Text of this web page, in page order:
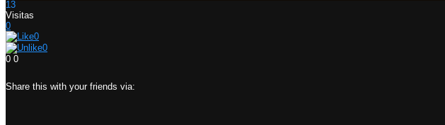
13
Visitas
0
0
0
0 0
Share this with your friends via: